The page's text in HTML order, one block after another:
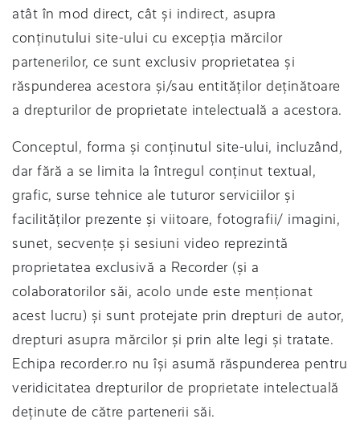
atât în mod direct, cât și indirect, asupra
conținutului site-ului cu excepția mărcilor
partenerilor, ce sunt exclusiv proprietatea și
răspunderea acestora și/sau entităților deținătoare
a drepturilor de proprietate intelectuală a acestora.
Conceptul, forma și conținutul site-ului, incluzând,
dar fără a se limita la întregul conținut textual,
grafic, surse tehnice ale tuturor serviciilor și
facilităților prezente și viitoare, fotografii/ imagini,
sunet, secvențe și sesiuni video reprezintă
proprietatea exclusivă a Recorder (și a
colaboratorilor săi, acolo unde este menționat
acest lucru) și sunt protejate prin drepturi de autor,
drepturi asupra mărcilor și prin alte legi și tratate.
Echipa recorder.ro nu își asumă răspunderea pentru
veridicitatea drepturilor de proprietate intelectuală
deținute de către partenerii săi.